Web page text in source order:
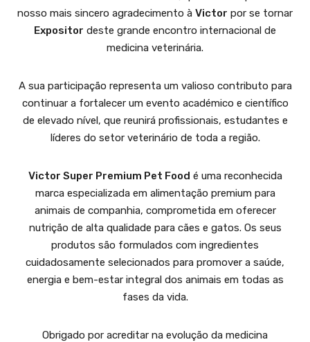
nosso mais sincero agradecimento à Victor por se tornar
Expositor deste grande encontro internacional de
medicina veterinária.
A sua participação representa um valioso contributo para
continuar a fortalecer um evento académico e científico
de elevado nível, que reunirá profissionais, estudantes e
líderes do setor veterinário de toda a região.
Victor Super Premium Pet Food é uma reconhecida
marca especializada em alimentação premium para
animais de companhia, comprometida em oferecer
nutrição de alta qualidade para cães e gatos. Os seus
produtos são formulados com ingredientes
cuidadosamente selecionados para promover a saúde,
energia e bem-estar integral dos animais em todas as
fases da vida.
Obrigado por acreditar na evolução da medicina